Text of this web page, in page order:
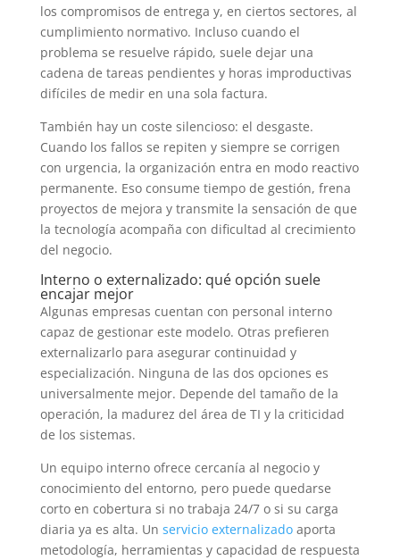
los compromisos de entrega y, en ciertos sectores, al
cumplimiento normativo. Incluso cuando el
problema se resuelve rápido, suele dejar una
cadena de tareas pendientes y horas improductivas
difíciles de medir en una sola factura.
También hay un coste silencioso: el desgaste.
Cuando los fallos se repiten y siempre se corrigen
con urgencia, la organización entra en modo reactivo
permanente. Eso consume tiempo de gestión, frena
proyectos de mejora y transmite la sensación de que
la tecnología acompaña con dificultad al crecimiento
del negocio.
Interno o externalizado: qué opción suele
encajar mejor
Algunas empresas cuentan con personal interno
capaz de gestionar este modelo. Otras prefieren
externalizarlo para asegurar continuidad y
especialización. Ninguna de las dos opciones es
universalmente mejor. Depende del tamaño de la
operación, la madurez del área de TI y la criticidad
de los sistemas.
Un equipo interno ofrece cercanía al negocio y
conocimiento del entorno, pero puede quedarse
corto en cobertura si no trabaja 24/7 o si su carga
diaria ya es alta. Un servicio externalizadoaporta
metodología, herramientas y capacidad de respuesta